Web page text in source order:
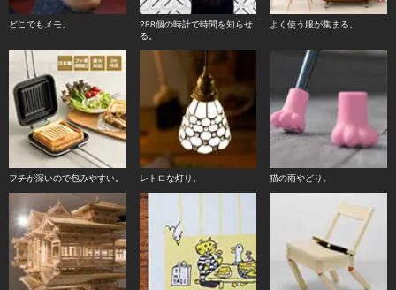
どこでもメモ。
288個の時計で時間を知らせ
る。
よく使う服が集まる。
フチが深いので包みやすい。 レトロな灯り。 猫の雨やどり。